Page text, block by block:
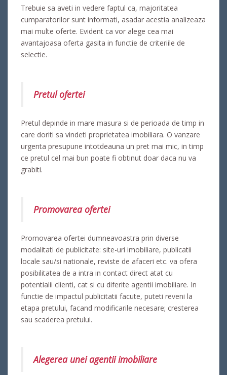
Trebuie sa aveti in vedere faptul ca, majoritatea
cumparatorilor sunt informati, asadar acestia analizeaza
mai multe oferte. Evident ca vor alege cea mai
avantajoasa oferta gasita in functie de criteriile de
selectie.
Pretul ofertei
Pretul depinde in mare masura si de perioada de timp in
care doriti sa vindeti proprietatea imobiliara. O vanzare
urgenta presupune intotdeauna un pret mai mic, in timp
ce pretul cel mai bun poate fi obtinut doar daca nu va
grabiti.
Promovarea ofertei
Promovarea ofertei dumneavoastra prin diverse
modalitati de publicitate: site-uri imobiliare, publicatii
locale sau/si nationale, reviste de afaceri etc. va ofera
posibilitatea de a intra in contact direct atat cu
potentialii clienti, cat si cu diferite agentii imobiliare. In
functie de impactul publicitatii facute, puteti reveni la
etapa pretului, facand modificarile necesare; cresterea
sau scaderea pretului.
Alegerea unei agentii imobiliare